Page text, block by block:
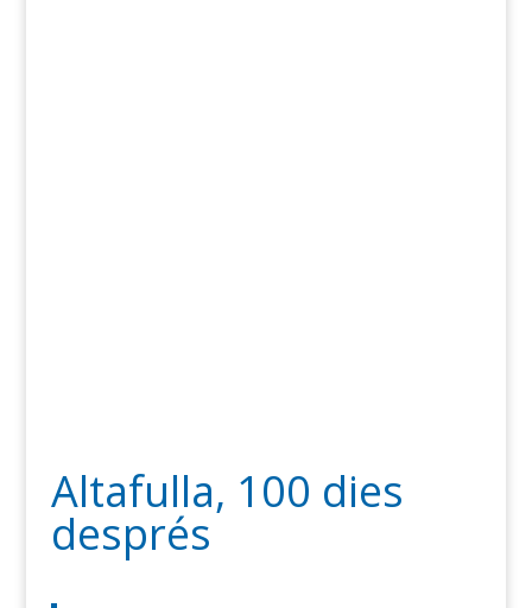
Altafulla, 100 dies
després